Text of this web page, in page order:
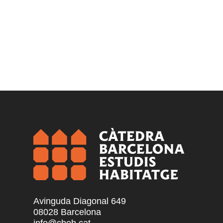
Avinguda Diagonal 649
08028 Barcelona